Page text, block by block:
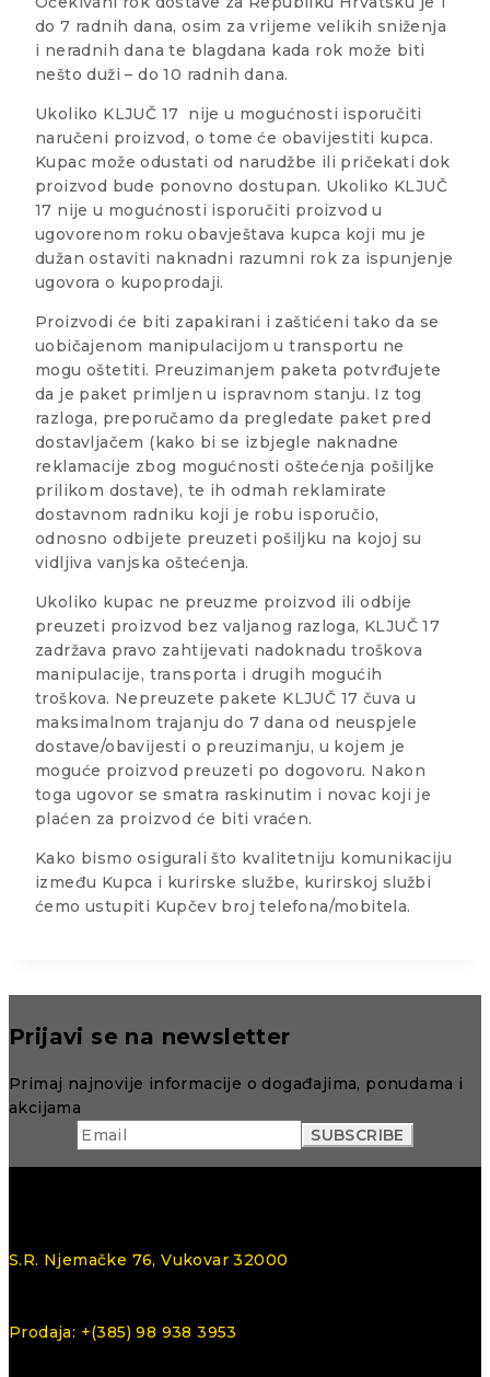
do 7 radnih dana, osim za vrijeme velikih sniženja
i neradnih dana te blagdana kada rok može biti
nešto duži – do 10 radnih dana.
Ukoliko KLJUČ 17 nije u mogućnosti isporučiti
naručeni proizvod, o tome će obavijestiti kupca.
Kupac može odustati od narudžbe ili pričekati dok
proizvod bude ponovno dostupan. Ukoliko KLJUČ
17 nije u mogućnosti isporučiti proizvod u
ugovorenom roku obavještava kupca koji mu je
dužan ostaviti naknadni razumni rok za ispunjenje
ugovora o kupoprodaji.
Proizvodi će biti zapakirani i zaštićeni tako da se
uobičajenom manipulacijom u transportu ne
mogu oštetiti. Preuzimanjem paketa potvrđujete
da je paket primljen u ispravnom stanju. Iz tog
razloga, preporučamo da pregledate paket pred
dostavljačem (kako bi se izbjegle naknadne
reklamacije zbog mogućnosti oštećenja pošiljke
prilikom dostave), te ih odmah reklamirate
dostavnom radniku koji je robu isporučio,
odnosno odbijete preuzeti pošiljku na kojoj su
vidljiva vanjska oštećenja.
Ukoliko kupac ne preuzme proizvod ili odbije
preuzeti proizvod bez valjanog razloga, KLJUČ 17
zadržava pravo zahtijevati nadoknadu troškova
manipulacije, transporta i drugih mogućih
troškova. Nepreuzete pakete KLJUČ 17 čuva u
maksimalnom trajanju do 7 dana od neuspjele
dostave/obavijesti o preuzimanju, u kojem je
moguće proizvod preuzeti po dogovoru. Nakon
toga ugovor se smatra raskinutim i novac koji je
plaćen za proizvod će biti vraćen.
Kako bismo osigurali što kvalitetniju komunikaciju
između Kupca i kurirske službe, kurirskoj službi
ćemo ustupiti Kupčev broj telefona/mobitela.
Prijavi se na newsletter
Primaj najnovije informacije o događajima, ponudama i
akcijama
S.R. Njemačke 76, Vukovar 32000
Prodaja: +(385) 98 938 3953